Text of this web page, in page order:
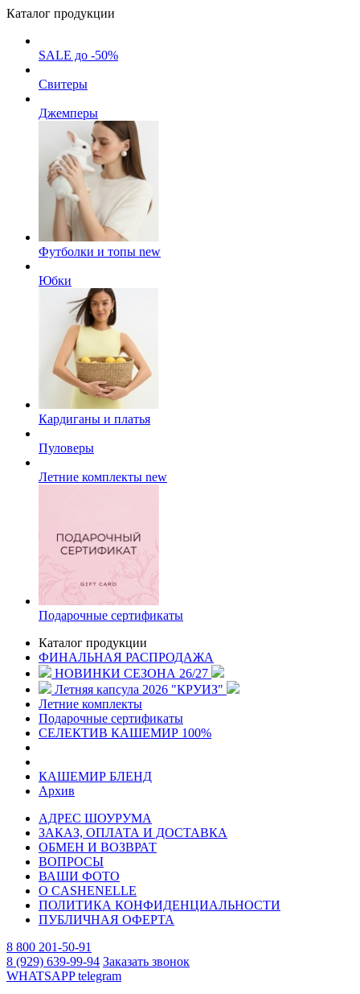
Каталог продукции
SALE до -50%
Свитеры
Джемперы
Футболки и топы new
Юбки
Кардиганы и платья
Пуловеры
Летние комплекты new
Подарочные сертификаты
Каталог продукции
ФИНАЛЬНАЯ РАСПРОДАЖА
НОВИНКИ СЕЗОНА 26/27
Летняя капсула 2026 "КРУИЗ"
Летние комплекты
Подарочные сертификаты
СЕЛЕКТИВ КАШЕМИР 100%
КАШЕМИР БЛЕНД
Архив
АДРЕС ШОУРУМА
ЗАКАЗ, ОПЛАТА И ДОСТАВКА
ОБМЕН И ВОЗВРАТ
ВОПРОСЫ
ВАШИ ФОТО
О CASHENELLE
ПОЛИТИКА КОНФИДЕНЦИАЛЬНОСТИ
ПУБЛИЧНАЯ ОФЕРТА
8 800 201-50-91
8 (929) 639-99-94 Заказать звонок
WHATSAPPtelegram